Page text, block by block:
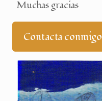
Muchas gracias
Contacta conmigo